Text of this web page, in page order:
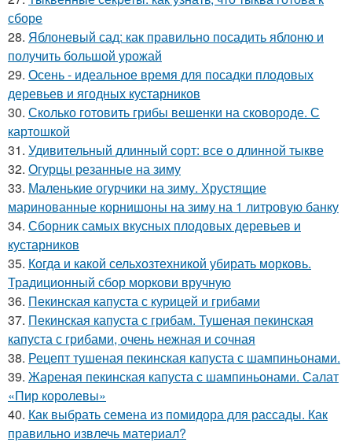
сборе
28. Яблоневый сад: как правильно посадить яблоню и
получить большой урожай
29. Осень - идеальное время для посадки плодовых
деревьев и ягодных кустарников
30. Сколько готовить грибы вешенки на сковороде. С
картошкой
31. Удивительный длинный сорт: все о длинной тыкве
32. Огурцы резанные на зиму
33. Маленькие огурчики на зиму. Хрустящие
маринованные корнишоны на зиму на 1 литровую банку
34. Сборник самых вкусных плодовых деревьев и
кустарников
35. Когда и какой сельхозтехникой убирать морковь.
Традиционный сбор моркови вручную
36. Пекинская капуста с курицей и грибами
37. Пекинская капуста с грибам. Тушеная пекинская
капуста с грибами, очень нежная и сочная
38. Рецепт тушеная пекинская капуста с шампиньонами.
39. Жареная пекинская капуста с шампиньонами. Салат
«Пир королевы»
40. Как выбрать семена из помидора для рассады. Как
правильно извлечь материал?